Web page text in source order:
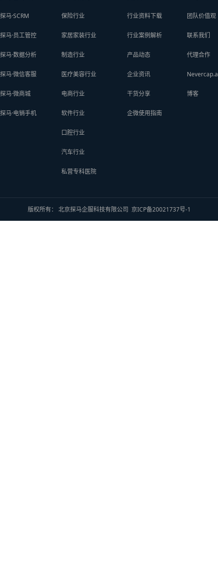
探马·SCRM
探马·员工管控
探马·数据分析
探马·微信客服
探马·微商城
探马·电销手机
保险行业
家居家装行业
制造行业
医疗美容行业
电商行业
软件行业
口腔行业
汽车行业
私营专科医院
行业资料下载
行业案例解析
产品动态
企业资讯
干货分享
企微使用指南
团队价值观
联系我们
代理合作
博客
版权所有： 北京探马企服科技有限公司 京ICP备20021737号-1